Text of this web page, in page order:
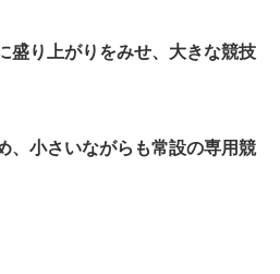
盛り上がりをみせ、大きな競技
、小さいながらも常設の専用競